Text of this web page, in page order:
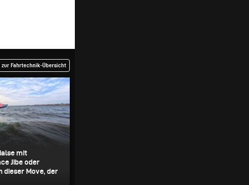
zur Fahrtechnik-Übersicht
mit
Jibe oder
dieser Move, der